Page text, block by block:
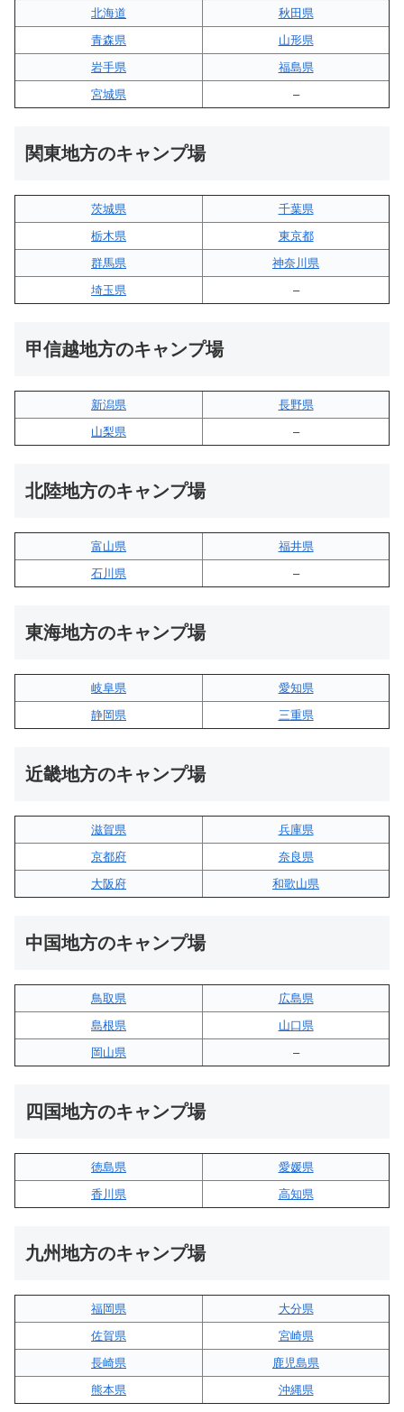
北海道
秋田県
青森県
山形県
岩手県
福島県
宮城県
–
関東地方のキャンプ場
茨城県
千葉県
栃木県
東京都
群馬県
神奈川県
埼玉県
–
甲信越地方のキャンプ場
新潟県
長野県
山梨県
–
北陸地方のキャンプ場
富山県
福井県
石川県
–
東海地方のキャンプ場
岐阜県
愛知県
静岡県
三重県
近畿地方のキャンプ場
滋賀県
兵庫県
京都府
奈良県
大阪府
和歌山県
中国地方のキャンプ場
鳥取県
広島県
島根県
山口県
岡山県
–
四国地方のキャンプ場
徳島県
愛媛県
香川県
高知県
九州地方のキャンプ場
福岡県
大分県
佐賀県
宮崎県
長崎県
鹿児島県
熊本県
沖縄県